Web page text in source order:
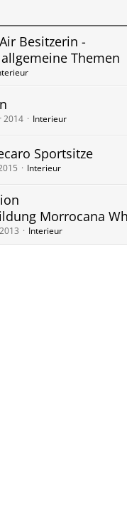
Besitzerin -
Themen
2014 Interieur
Sportsitze
Interieur
Morrocana
Interieur